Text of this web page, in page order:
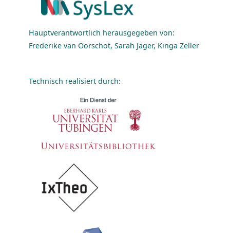
Hauptverantwortlich herausgegeben von:
Frederike van Oorschot, Sarah Jäger, Kinga Zeller
Technisch realisiert durch: